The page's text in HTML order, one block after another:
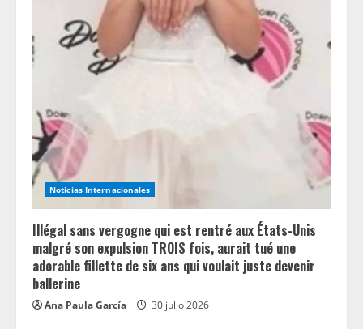
R
a
d
i
n
g
Noticias Internacionales
Illégal sans vergogne qui est rentré aux États-Unis
malgré son expulsion TROIS fois, aurait tué une
adorable fillette de six ans qui voulait juste devenir
ballerine
Ana Paula García 30 julio 2026